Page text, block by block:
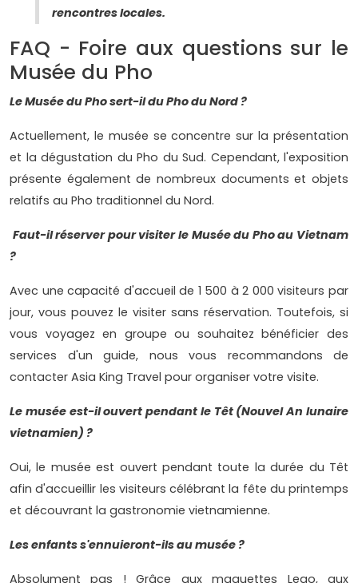
rencontres locales.
FAQ - Foire aux questions sur le
Musée du Pho
Le Musée du Pho sert-il du Pho du Nord ?
Actuellement, le musée se concentre sur la présentation
et la dégustation du Pho du Sud. Cependant, l'exposition
présente également de nombreux documents et objets
relatifs au Pho traditionnel du Nord.
Faut-il réserver pour visiter le Musée du Pho au Vietnam
?
Avec une capacité d'accueil de 1 500 à 2 000 visiteurs par
jour, vous pouvez le visiter sans réservation. Toutefois, si
vous voyagez en groupe ou souhaitez bénéficier des
services d'un guide, nous vous recommandons de
contacter Asia King Travel pour organiser votre visite.
Le musée est-il ouvert pendant le Têt (Nouvel An lunaire
vietnamien) ?
Oui, le musée est ouvert pendant toute la durée du Têt
afin d'accueillir les visiteurs célébrant la fête du printemps
et découvrant la gastronomie vietnamienne.
Les enfants s'ennuieront-ils au musée ?
Absolument pas ! Grâce aux maquettes Lego, aux